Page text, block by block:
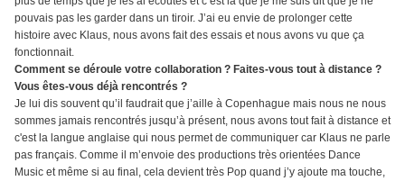
pouvais pas les garder dans un tiroir. J’ai eu envie de prolonger cette
histoire avec Klaus, nous avons fait des essais et nous avons vu que ça
fonctionnait.
Comment se déroule votre collaboration ? Faites-vous tout à distance ?
Vous êtes-vous déjà rencontrés ?
Je lui dis souvent qu’il faudrait que j’aille à Copenhague mais nous ne nous
sommes jamais rencontrés jusqu’à présent, nous avons tout fait à distance et
c'est la langue anglaise qui nous permet de communiquer car Klaus ne parle
pas français. Comme il m’envoie des productions très orientées Dance
Music et même si au final, cela devient très Pop quand j’y ajoute ma touche,